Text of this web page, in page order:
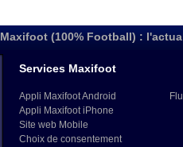
Maxifoot (100% Football) :
Services Maxifoot
Appli Maxifoot Android
Appli Maxifoot iPhone
Site web Mobile
Choix de consentement